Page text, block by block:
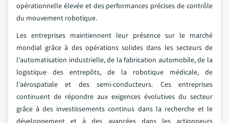
opérationnelle élevée et des performances précises de contrôle
du mouvement robotique.
Les entreprises maintiennent leur présence sur le marché
mondial grâce à des opérations solides dans les secteurs de
l'automatisation industrielle, de la fabrication automobile, de la
logistique des entrepôts, de la robotique médicale, de
l'aérospatiale et des semi-conducteurs. Ces entreprises
continuent de répondre aux exigences évolutives du secteur
grâce à des investissements continus dans la recherche et le
développement et à des avancées dans les actionneurs